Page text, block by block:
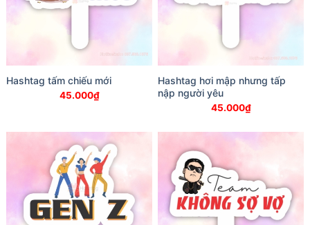
Hashtag tấm chiếu mới
45.000₫
Hashtag hơi mập nhưng tấp
nập người yêu
45.000₫